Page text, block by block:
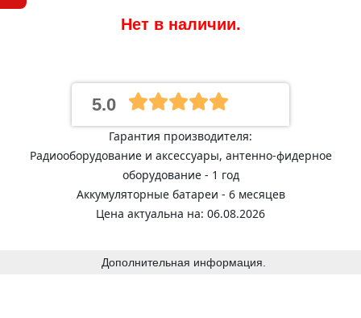
Нет в наличии.
5.0
Гарантия производителя:
Радиооборудование и аксессуары, антенно-фидерное
оборудование - 1 год
Аккумуляторные батареи - 6 месяцев
Цена актуальна на: 06.08.2026
Дополнительная информация.